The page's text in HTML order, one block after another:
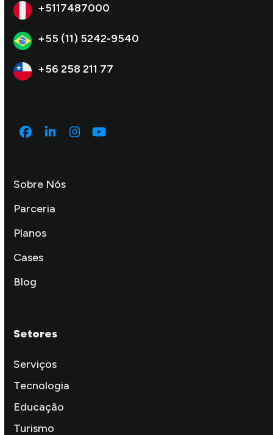
+5117487000
+55 (11) 5242-9540
+56 258 211 77
Facebook
LinkedInInstagram
YouTube
Sobre Nós
Parceria
Planos
Cases
Blog
Setores
Serviços
Tecnologia
Educação
Turismo